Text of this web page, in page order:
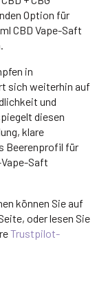
Option für
CBD Vape-Saft
in
sich weiterhin auf
und
diesen
klare
Beerenprofil für
Saft
können Sie auf
oder lesen Sie
Trustpilot-